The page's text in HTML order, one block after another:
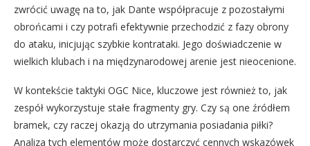
zwrócić uwagę na to, jak Dante współpracuje z pozostałymi
obrońcami i czy potrafi efektywnie przechodzić z fazy obrony
do ataku, inicjując szybkie kontrataki. Jego doświadczenie w
wielkich klubach i na międzynarodowej arenie jest nieocenione.
W kontekście taktyki OGC Nice, kluczowe jest również to, jak
zespół wykorzystuje stałe fragmenty gry. Czy są one źródłem
bramek, czy raczej okazją do utrzymania posiadania piłki?
Analiza tych elementów może dostarczyć cennych wskazówek